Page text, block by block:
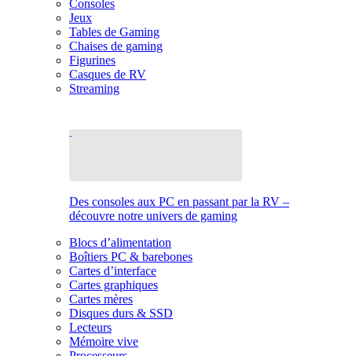
Consoles
Jeux
Tables de Gaming
Chaises de gaming
Figurines
Casques de RV
Streaming
Des consoles aux PC en passant par la RV –
découvre notre univers de gaming
Blocs d’alimentation
Boîtiers PC & barebones
Cartes d’interface
Cartes graphiques
Cartes mères
Disques durs & SSD
Lecteurs
Mémoire vive